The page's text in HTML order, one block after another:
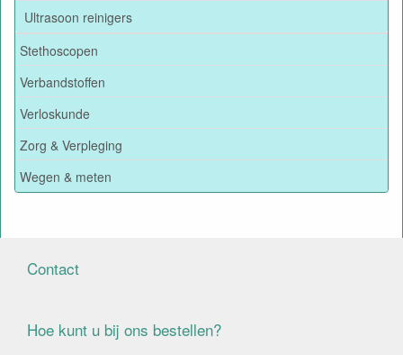
Ultrasoon reinigers
Stethoscopen
Verbandstoffen
Verloskunde
Zorg & Verpleging
Wegen & meten
Contact
Hoe kunt u bij ons bestellen?